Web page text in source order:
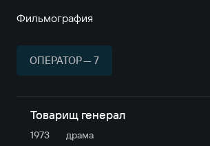
Фильмография
ОПЕРАТОР — 7
Товарищ генерал
1973 драма